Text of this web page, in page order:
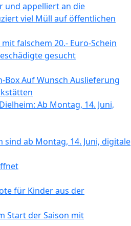
und appelliert an die
viel Müll auf öffentlichen
falschem 20.- Euro-Schein
gesucht
Auf Wunsch Auslieferung
Ab Montag, 14. Juni,
sind ab Montag, 14. Juni, digitale
für Kinder aus der
Start der Saison mit